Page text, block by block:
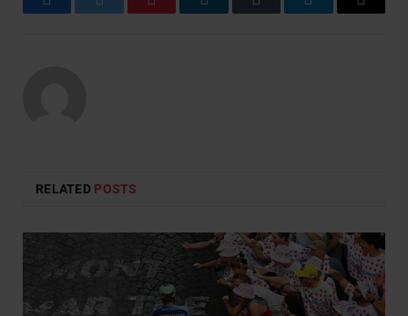
FacebookTwitter PinterestLinkedInTumblr TelegramEmail
RELATED POSTS